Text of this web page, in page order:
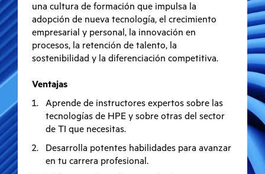
una cultura de formación que impulsa la
adopción de nueva tecnología, el crecimiento
empresarial y personal, la innovación en
procesos, la retención de talento, la
sostenibilidad y la diferenciación competitiva.
Ventajas
Aprende de instructores expertos sobre las
tecnologías de HPE y sobre otras del sector
de TI que necesitas.
Desarrolla potentes habilidades para avanzar
en tu carrera profesional.